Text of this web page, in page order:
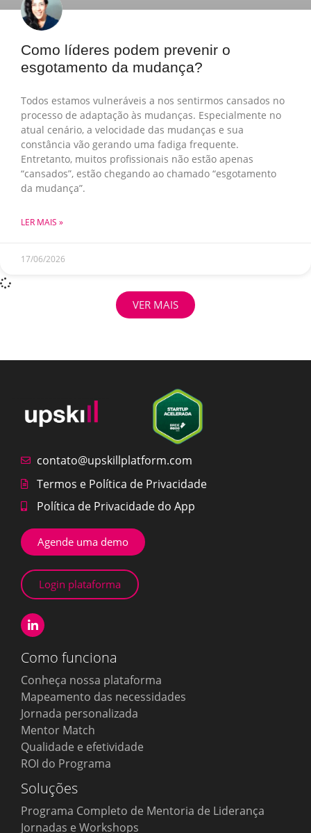
Como líderes podem prevenir o
esgotamento da mudança?
Todos estamos vulneráveis a nos sentirmos cansados no
processo de adaptação às mudanças. Especialmente no
atual cenário, a velocidade das mudanças e sua
constância vão gerando uma fadiga frequente.
Entretanto, muitos profissionais não estão apenas
“cansados”, estão chegando ao chamado “esgotamento
da mudança”.
LER MAIS »
17/06/2026
VER MAIS
contato@upskillplatform.com
Termos e Política de Privacidade
Política de Privacidade do App
Agende uma demo
Login plataforma
Como funciona
Conheça nossa plataforma
Mapeamento das necessidades
Jornada personalizada
Mentor Match
Qualidade e efetividade
ROI do Programa
Soluções
Programa Completo de Mentoria de Liderança
Jornadas e Workshops